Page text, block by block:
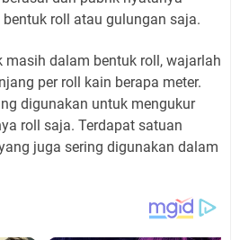
roll atau gulungan saja.
masih dalam bentuk roll, wajarlah
per roll kain berapa meter.
digunakan untuk mengukur
roll saja. Terdapat satuan
juga sering digunakan dalam